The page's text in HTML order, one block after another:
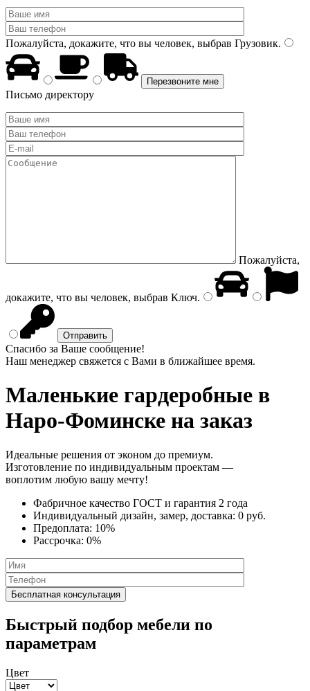
Пожалуйста, докажите, что вы человек, выбрав Грузовик.
Письмо директору
Пожалуйста,
докажите, что вы человек, выбрав Ключ.
Спасибо за Ваше сообщение!
Наш менеджер свяжется с Вами в ближайшее время.
Маленькие гардеробные в
Наро-Фоминске на заказ
Идеальные решения от эконом до премиум.
Изготовление по индивидуальным проектам —
воплотим любую вашу мечту!
Фабричное качество ГОСТ и гарантия 2 года
Индивидуальный дизайн, замер, доставка: 0 руб.
Предоплата: 10%
Рассрочка: 0%
Быстрый подбор мебели по
параметрам
Цвет